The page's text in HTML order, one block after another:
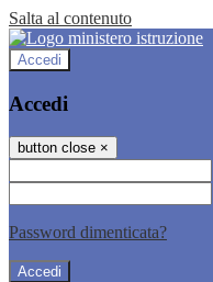
Salta al contenuto
Accedi
Accedi
button close ×
Password dimenticata?